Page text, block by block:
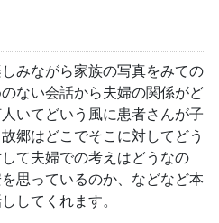
みながら家族の写真をみての
ない会話から夫婦の関係がど
いてどいう風に患者さんが子
郷はどこでそこに対してどう
て夫婦での考えはどうなの
思っているのか、などなど本
してくれます。